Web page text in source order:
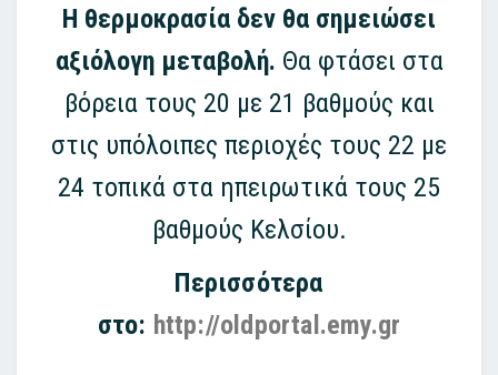
Η θερμοκρασία δεν θα σημειώσει
αξιόλογη μεταβολή. Θα φτάσει στα
βόρεια τους 20 με 21 βαθμούς και
στις υπόλοιπες περιοχές τους 22 με
24 τοπικά στα ηπειρωτικά τους 25
βαθμούς Κελσίου.
Περισσότερα
στο: http://oldportal.emy.gr